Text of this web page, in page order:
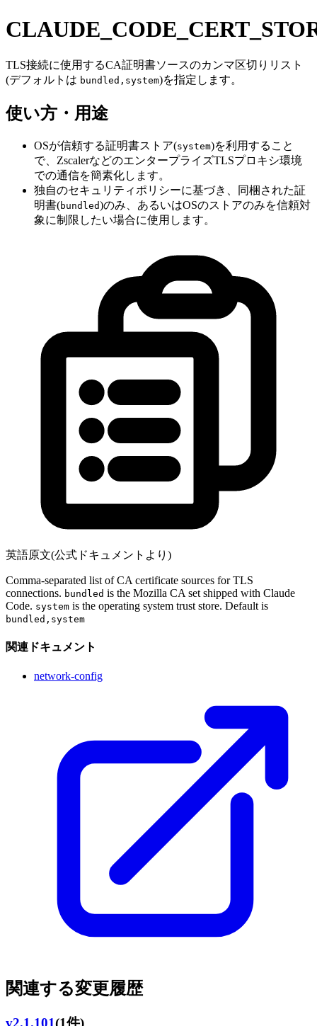
TLS接続に使用するCA証明書ソースのカンマ区切りリスト
(デフォルトは bundled,system)を指定します。
使い方・用途
OSが信頼する証明書ストア(system)を利用すること
で、ZscalerなどのエンタープライズTLSプロキシ環境
での通信を簡素化します。
独自のセキュリティポリシーに基づき、同梱された証
明書(bundled)のみ、あるいはOSのストアのみを信頼対
象に制限したい場合に使用します。
英語原文(公式ドキュメントより)
Comma-separated list of CA certificate sources for TLS
connections. bundled is the Mozilla CA set shipped with Claude
Code. system is the operating system trust store. Default is
bundled,system
関連ドキュメント
network-config
関連する変更履歴
v2.1.101(1件)